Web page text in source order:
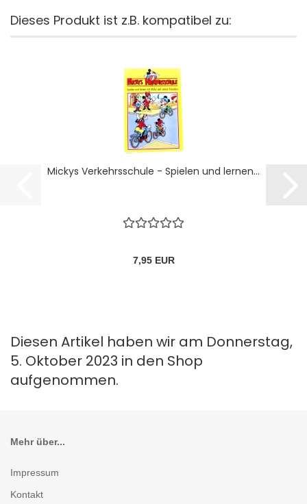
Dieses Produkt ist z.B. kompatibel zu:
Mickys Verkehrsschule - Spielen und lernen...
7,95 EUR
Diesen Artikel haben wir am Donnerstag,
5. Oktober 2023 in den Shop
aufgenommen.
Mehr über...
Impressum
Kontakt